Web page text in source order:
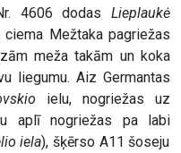
4606 dodas Lieplaukė
ciema Mežtaka pagriežas
meža takām un koka
liegumu. Aiz Germantas
ielu, nogriežas uz
aplī nogriežas pa labi
iela), šķērso A11 šoseju